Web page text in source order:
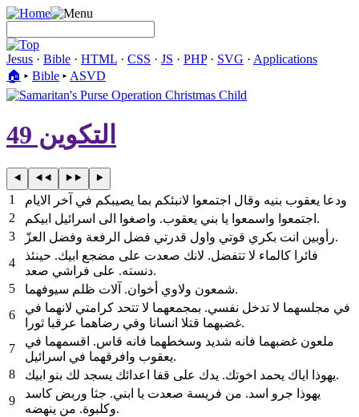
Jesus · Bible · HTML · CSS · JS · PHP· SVG · Applications
🏠︎ ▸ Bible ▸ ASVD
التكوين 49
1
ودعا يعقوب بنيه وقال اجتمعوا لانبئكم بما يصيبكم في آخر الايام
2
اجتمعوا واسمعوا يا بني يعقوب. واصغوا الى اسرائيل ابيكم.
3
رأوبين انت بكري قوتي واول قدرتي فضل الرفعة وفضل العزّ.
4
فائرا كالماء لا تتفضل. لانك صعدت على مضجع ابيك. حينئذ
دنسته. على فراشي صعد.
5
شمعون ولاوي أخوان. آلات ظلم سيوفهما.
6
في مجلسهما لا تدخل نفسي. بمجمعهما لا تتحد كرامتي لانهما في
غضبهما قتلا انسانا وفي رضاهما عرقبا ثورا.
7
ملعون غضبهما فانه شديد وسخطهما فانه قاس. اقسمهما في
يعقوب وافرقهما في اسرائيل.
8
يهوذا اياك يحمد اخوتك. يدك على قفا اعدائك يسجد لك بنو ابيك.
9
يهوذا جرو اسد. من فريسة صعدت يا ابني. جثا وربض كاسد
وكلبوة. من ينهضه.